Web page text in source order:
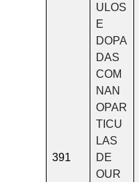
391
ULOS
E
DOPA
DAS
COM
NAN
OPAR
TICU
LAS
DE
OUR